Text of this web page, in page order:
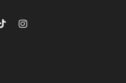
TikTokInstagram